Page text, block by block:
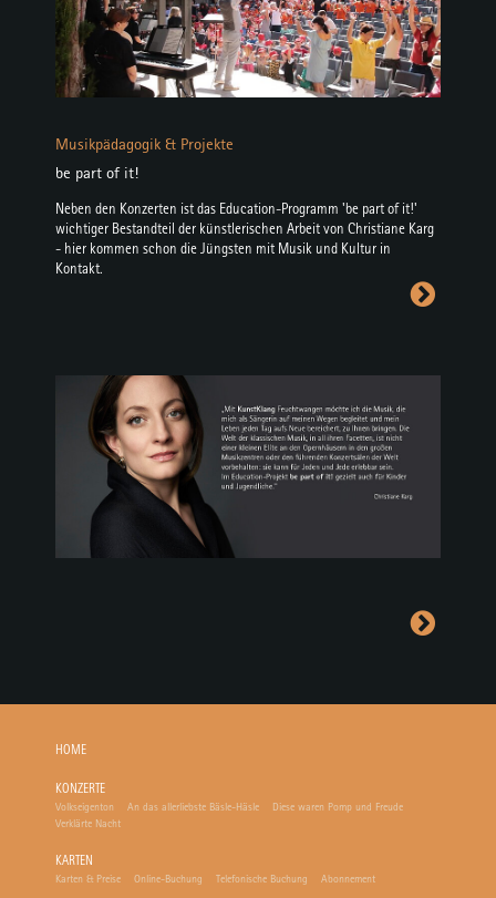
Musikpädagogik & Projekte
be part of it!
Neben den Konzerten ist das Education-Programm 'be part of it!'
wichtiger Bestandteil der künstlerischen Arbeit von Christiane Karg
- hier kommen schon die Jüngsten mit Musik und Kultur in
Kontakt.
HOME
KONZERTE
Volkseigenton An das allerliebste Bäsle-Häsle
Diese waren Pomp und Freude
Verklärte Nacht
KARTEN
Karten & Preise Online-Buchung Telefonische Buchung Abonnement